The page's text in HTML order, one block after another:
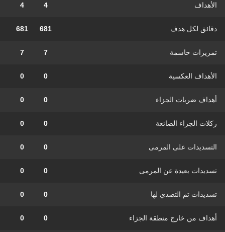
الأهداف 4
4
دقائق لكل هدف 681
681
تمريرات حاسمة 7
7
الأهداف العكسية 0
0
أهداف ضربات الجزاء 0
0
ركلات الجزاء الضائعة 0
0
التسديدات على المرمى 0
0
تسديدات بعيدة عن المرمى 0
0
تسديدات تم التصدي لها 0
0
أهداف من خارج منطقة الجزاء 0
0